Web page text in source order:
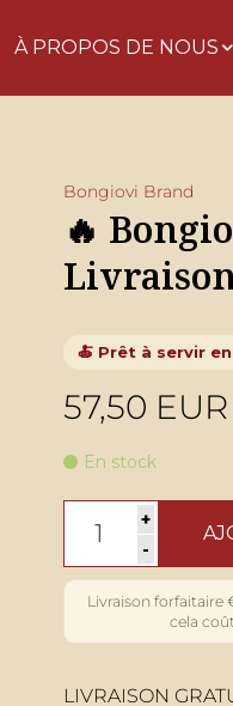
À PROPOS DE NOUS
Bongiovi Brand
🔥
🍝 Prêt à servir
57,50 EUR
En stock
+
-
LIVRAISON